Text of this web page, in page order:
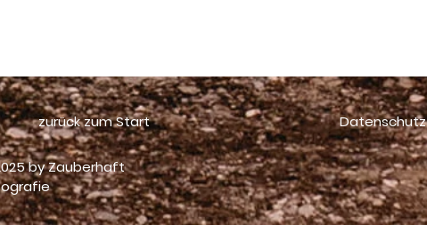
zurück zum Start Datenschutz
by Zauberhaft